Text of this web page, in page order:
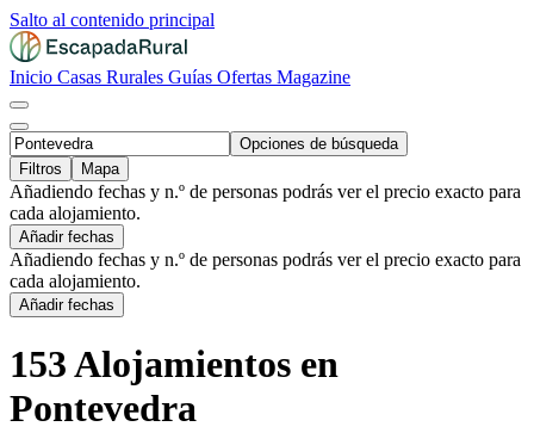
Salto al contenido principal
Inicio Casas Rurales Guías Ofertas Magazine
Opciones de búsqueda
Filtros
Mapa
Añadiendo fechas y n.º de personas podrás ver el precio exacto para
cada alojamiento.
Añadir fechas
Añadiendo fechas y n.º de personas podrás ver el precio exacto para
cada alojamiento.
Añadir fechas
153 Alojamientos en
Pontevedra